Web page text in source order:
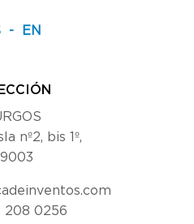
EN
nº2, bis 1º,
208 0256